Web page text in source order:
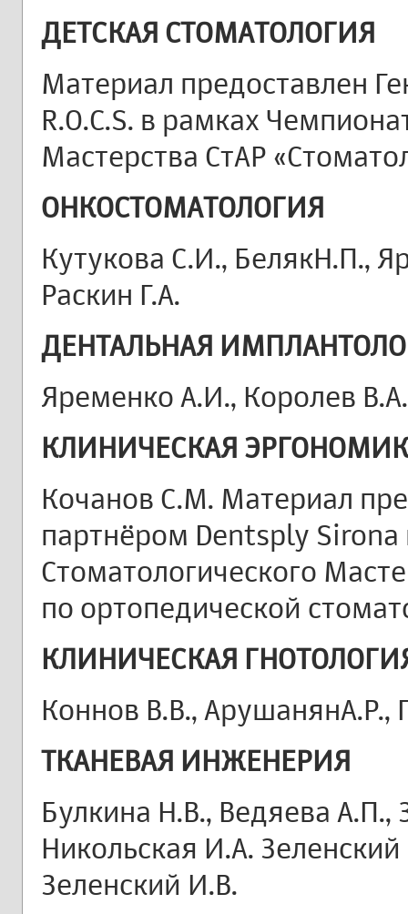
ДЕТСКАЯ СТОМАТОЛОГИЯ
Материал предоставлен
R.O.C.S. в рамках
Мастерства СтАР
ОНКОСТОМАТОЛОГИЯ
Кутукова С.И., БелякН.П.,
Раскин Г.А.
ДЕНТАЛЬНАЯ
Яременко А.И., Королев В.А.
КЛИНИЧЕСКАЯ
Кочанов С.М. Материал
партнёром Dentsply
Стоматологического
по ортопедической
КЛИНИЧЕСКАЯ
Коннов В.В., АрушанянА.Р.,
ТКАНЕВАЯ ИНЖЕНЕРИЯ
Булкина Н.В., Ведяева
Никольская И.А.
Зеленский И.В.